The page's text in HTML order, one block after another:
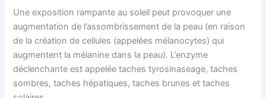
Une exposition rampante au soleil peut provoquer une
augmentation de l’assombrissement de la peau (en raison
de la création de cellules (appelées mélanocytes) qui
augmentent la mélanine dans la peau). L’enzyme
déclenchante est appelée taches tyrosinaseage, taches
sombres, taches hépatiques, taches brunes et taches